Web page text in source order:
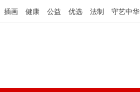
插画 健康 公益 优选 法制 守艺中华